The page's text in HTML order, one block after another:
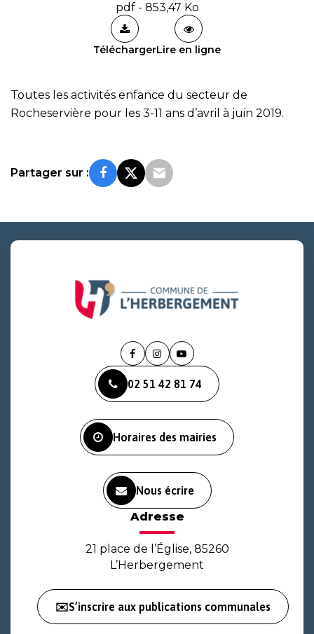
pdf - 853,47 Ko
TéléchargerLire en ligne
Toutes les activités enfance du secteur de
Rocheservière pour les 3-11 ans d’avril à juin 2019.
Partager sur :
Lien
le
compte
Lien
le
compte
Lien
la
chaîne
02 51 42 81 74
Horaires des mairies
Nous écrire
Adresse
21 place de l’Église, 85260
L’Herbergement
✉️S’inscrire aux publications communales